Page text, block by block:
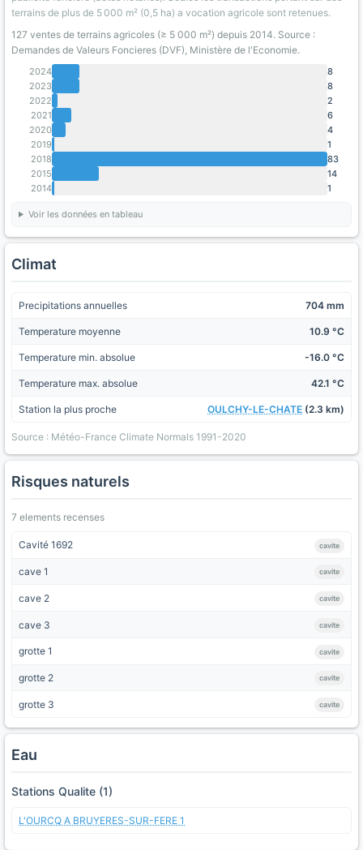
terrains de plus de 5 000 m² (0,5 ha) a vocation agricole sont retenues.
127 ventes de terrains agricoles (≥ 5 000 m²) depuis 2014. Source :
Demandes de Valeurs Foncieres (DVF), Ministère de l'Economie.
2024
8
2023
8
2022
2
2021
6
2020
4
2019
1
2018
83
2015
14
2014
1
Voir les données en tableau
Climat
Precipitations annuelles 704 mm
Temperature moyenne 10.9 °C
Temperature min. absolue -16.0 °C
Temperature max. absolue 42.1 °C
Station la plus proche OULCHY-LE-CHATE (2.3 km)
Source : Météo-France Climate Normals 1991-2020
Risques naturels
7 elements recenses
Cavité 1692 cavite
cave 1 cavite
cave 2 cavite
cave 3 cavite
grotte 1 cavite
grotte 2 cavite
grotte 3 cavite
Eau
Stations Qualite (1)
L'OURCQ A BRUYERES-SUR-FERE 1